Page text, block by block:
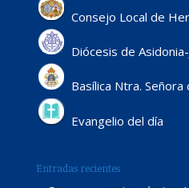
Consejo Local de
Diócesis de
Basílica Ntra.
Evangelio del día
Entradas recientes